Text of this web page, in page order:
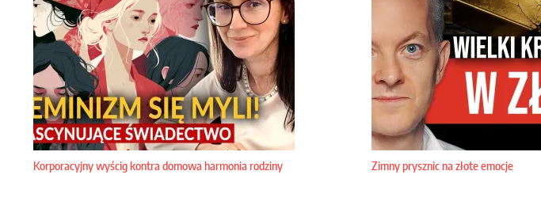
Korporacyjny wyścig kontra domowa harmonia rodziny Zimny prysznic na złote emocje